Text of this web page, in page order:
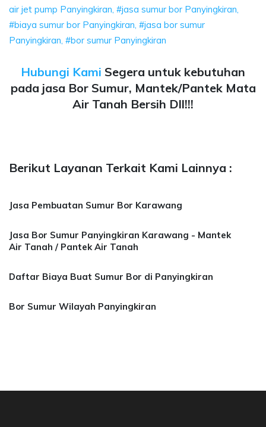
air jet pump Panyingkiran, #jasa sumur bor Panyingkiran,
#biaya sumur bor Panyingkiran, #jasa bor sumur
Panyingkiran, #bor sumur Panyingkiran
Hubungi Kami Segera untuk kebutuhan
pada jasa Bor Sumur, Mantek/Pantek Mata
Air Tanah Bersih Dll!!!
Berikut Layanan Terkait Kami Lainnya :
Jasa Pembuatan Sumur Bor Karawang
Jasa Bor Sumur Panyingkiran Karawang - Mantek
Air Tanah / Pantek Air Tanah
Daftar Biaya Buat Sumur Bor di Panyingkiran
Bor Sumur Wilayah Panyingkiran